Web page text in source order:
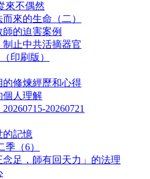
來不偶然
來的生命（二）
師的迫害案例
止中共活摘器官
印刷版）
修煉經歷和心得
個人理解
20260721
的記憶
季（6）
足，師有回天力」的法理